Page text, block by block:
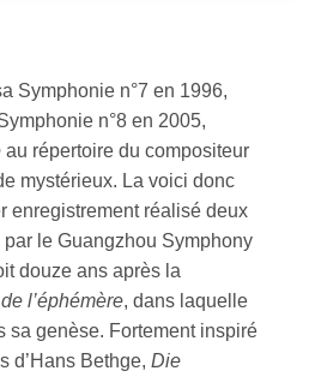
Symphonie n°7 en 1996,
n°8 en 2005,
au répertoire du compositeur
mystérieux. La voici donc
enregistrement réalisé deux
le Guangzhou Symphony
douze ans après la
l’éphémère, dans laquelle
sa genèse. Fortement inspiré
d’Hans Bethge, Die